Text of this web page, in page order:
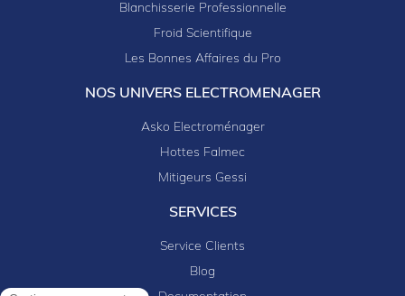
Blanchisserie Professionnelle
Froid Scientifique
Les Bonnes Affaires du Pro
NOS UNIVERS ELECTROMENAGER
Asko Electroménager
Hottes Falmec
Mitigeurs Gessi
SERVICES
Service Clients
Blog